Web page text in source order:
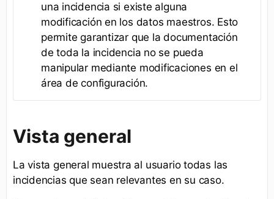
una incidencia si existe alguna
modificación en los datos maestros. Esto
permite garantizar que la documentación
de toda la incidencia no se pueda
manipular mediante modificaciones en el
área de configuración.
Vista general
La vista general muestra al usuario todas las
incidencias que sean relevantes en su caso.